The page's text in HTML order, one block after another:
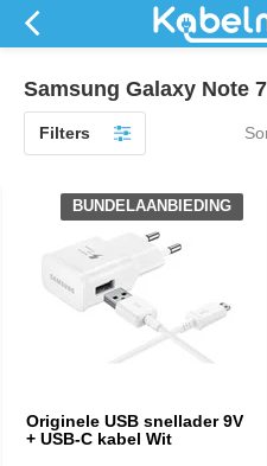
Samsung Galaxy Note
Filters
Originele USB snellader 9V
+ USB-C kabel Wit
BUNDELAANBIEDING